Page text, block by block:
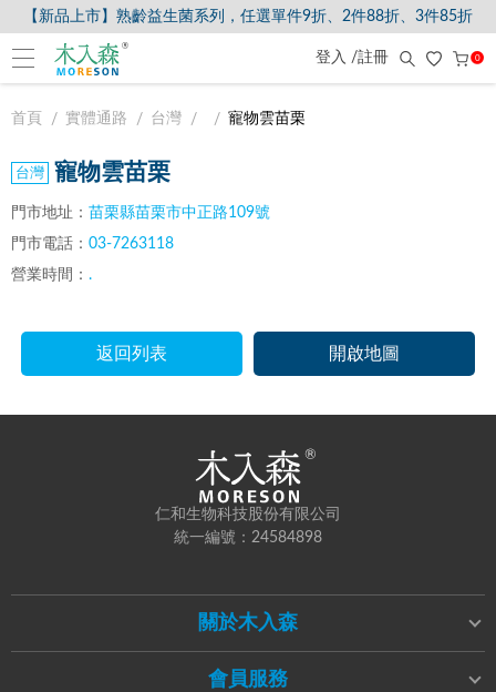
【新品上市】熟齡益生菌系列，任選單件9折、2件88折、3件85折
登入 /註冊 0
首頁 實體通路 台灣 寵物雲苗栗
寵物雲苗栗
門市地址： 苗栗縣苗栗市中正路109號
門市電話： 03-7263118
營業時間： .
返回列表 開啟地圖
仁和生物科技股份有限公司
統一編號：24584898
關於木入森
會員服務